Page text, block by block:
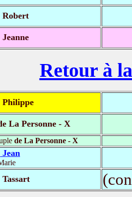
Robert
Retour à
Philippe
La Personne - X
de La Personne - X